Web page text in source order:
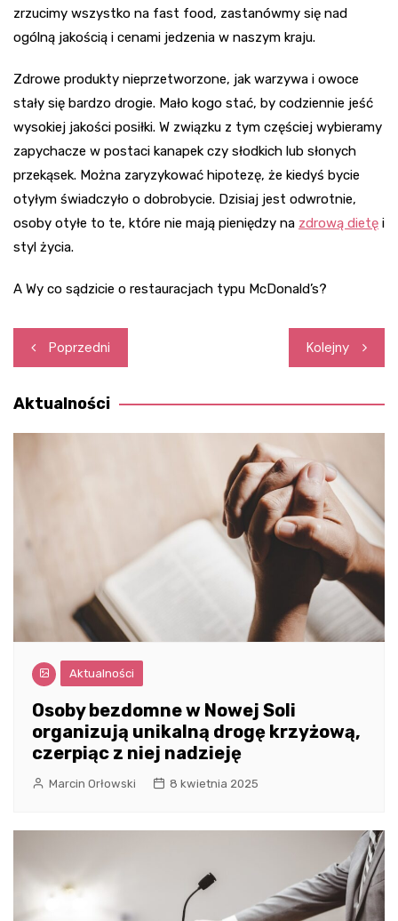
zrzucimy wszystko na fast food, zastanówmy się nad
ogólną jakością i cenami jedzenia w naszym kraju.
Zdrowe produkty nieprzetworzone, jak warzywa i owoce
stały się bardzo drogie. Mało kogo stać, by codziennie jeść
wysokiej jakości posiłki. W związku z tym częściej wybieramy
zapychacze w postaci kanapek czy słodkich lub słonych
przekąsek. Można zaryzykować hipotezę, że kiedyś bycie
otyłym świadczyło o dobrobycie. Dzisiaj jest odwrotnie,
osoby otyłe to te, które nie mają pieniędzy na zdrową dietę i
styl życia.
A Wy co sądzicie o restauracjach typu McDonald’s?
Nawigacja
wpisu
Poprzedni Kolejny
Aktualności
Aktualności
Osoby bezdomne w Nowej Soli
organizują unikalną drogę krzyżową,
czerpiąc z niej nadzieję
Marcin Orłowski 8 kwietnia 2025